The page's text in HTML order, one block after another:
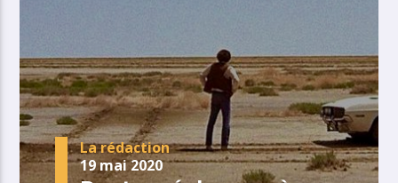
La rédaction
19 mai 2020